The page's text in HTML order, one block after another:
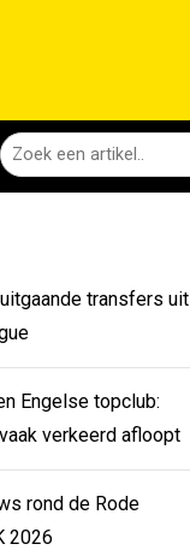
transfers uit
Engelse topclub:
verkeerd afloopt
rond de Rode
2026